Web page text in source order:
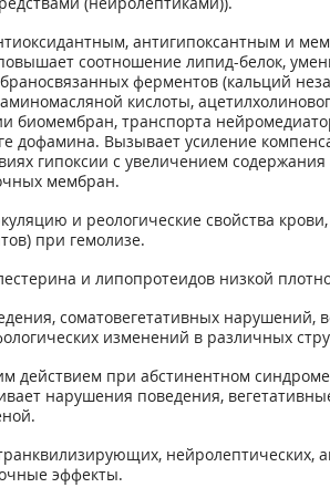
антигипоксантным и
соотношение липид-белок,
ферментов (кальций
кислоты,
биомембран, транспорта
Вызывает усиление
гипоксии с увеличением
мембран.
и реологические свойства
при гемолизе.
и липопротеидов низкой
соматовегетативных нарушений,
изменений в различных
действием при абстинентном
нарушения поведения,
нейролептических,
эффекты.